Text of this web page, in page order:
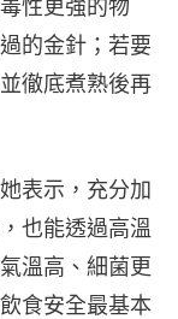
性更強的物
的金針；若要
徹底煮熟後再
表示，充分加
也能透過高溫
溫高、細菌更
食安全最基本